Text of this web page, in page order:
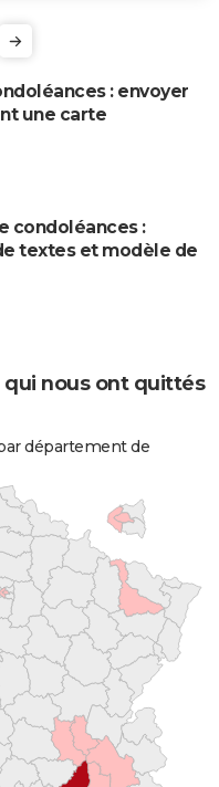
: envoyer
une carte
condoléances :
textes et modèle de
qui nous ont quittés
département de